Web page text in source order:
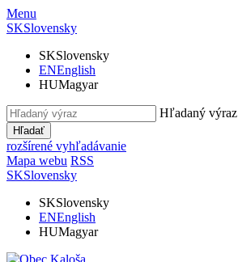
Menu
SKSlovensky
SKSlovensky
ENEnglish
HUMagyar
Hľadaný výraz
Hľadať
rozšírené vyhľadávanie
Mapa webu RSS
SKSlovensky
SKSlovensky
ENEnglish
HUMagyar